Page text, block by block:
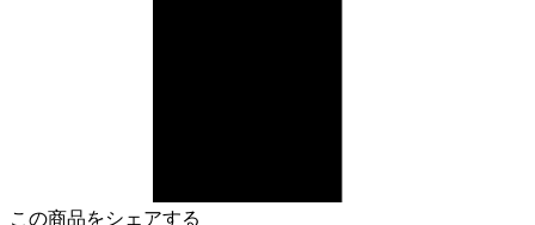
この商品をシェアする